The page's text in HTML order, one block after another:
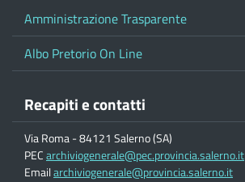
Amministrazione Trasparente
Albo Pretorio On Line
Recapiti e contatti
Via Roma - 84121 Salerno (SA)
PECarchiviogenerale@pec.provincia.salerno.it
Emailarchiviogenerale@provincia.salerno.it